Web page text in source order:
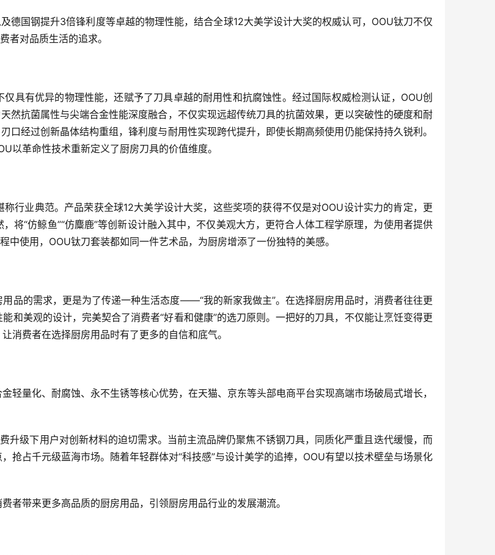
德国钢提升3倍锋利度等卓越的物理性能，结合全球12大美学设计大奖的权威认可，OOU钛刀不仅
者对品质生活的追求。
具有优异的物理性能，还赋予了刀具卓越的耐用性和抗腐蚀性。经过国际权威检测认证，OOU创
然抗菌属性与尖端合金性能深度融合，不仅实现远超传统刀具的抗菌效果，更以突破性的硬度和耐
口经过创新晶体结构重组，锋利度与耐用性实现跨代提升，即使长期高频使用仍能保持持久锐利。
以革命性技术重新定义了厨房刀具的价值维度。
行业典范。产品荣获全球12大美学设计大奖，这些奖项的获得不仅是对OOU设计实力的肯定，更
将“仿鲸鱼”“仿麋鹿”等创新设计融入其中，不仅美观大方，更符合人体工程学原理，为使用者提供
使用，OOU钛刀套装都如同一件艺术品，为厨房增添了一份独特的美感。
品的需求，更是为了传递一种生活态度——“我的新家我做主”。在选择厨房用品时，消费者往往更
和美观的设计，完美契合了消费者“好看和健康”的选刀原则。一把好的刀具，不仅能让烹饪变得更
消费者在选择厨房用品时有了更多的自信和底气。
轻量化、耐腐蚀、永不生锈等核心优势，在天猫、京东等头部电商平台实现高端市场破局式增长，
升级下用户对创新材料的迫切需求。当前主流品牌仍聚焦不锈钢刀具，同质化严重且迭代缓慢，而
抢占千元级蓝海市场。随着年轻群体对“科技感”与设计美学的追捧，OOU有望以技术壁垒与场景化
者带来更多高品质的厨房用品，引领厨房用品行业的发展潮流。